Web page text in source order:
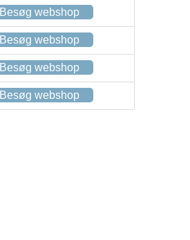
Besøg webshop
Besøg webshop
Besøg webshop
Besøg webshop